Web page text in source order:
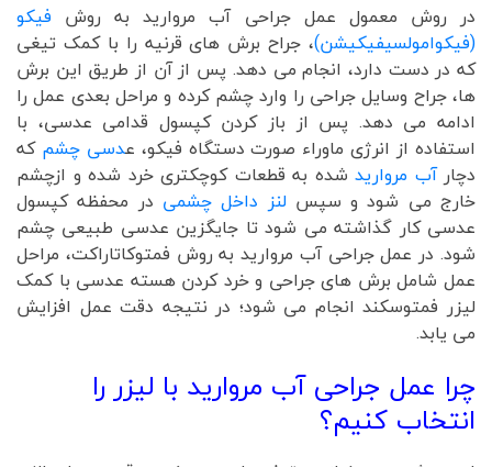
در روش معمول عمل جراحی آب مروارید به روش فیکو
(فیکوامولسیفیکیشن)، جراح برش های قرنیه را با کمک تیغی
که در دست دارد، انجام می دهد. پس از آن از طریق این برش
ها، جراح وسایل جراحی را وارد چشم کرده و مراحل بعدی عمل را
ادامه می دهد. پس از باز کردن کپسول قدامی عدسی، با
استفاده از انرژی ماوراء صورت دستگاه فیکو، عدسی چشم که
دچار آب مروارید شده به قطعات کوچکتری خرد شده و ازچشم
خارج می شود و سپس لنز داخل چشمی در محفظه کپسول
عدسی کار گذاشته می شود تا جایگزین عدسی طبیعی چشم
شود. در عمل جراحی آب مروارید به روش فمتوکاتاراکت، مراحل
عمل شامل برش های جراحی و خرد کردن هسته عدسی با کمک
لیزر فمتوسکند انجام می شود؛ در نتیجه دقت عمل افزایش
می یابد.
چرا عمل جراحی آب مروارید با لیزر را
انتخاب کنیم؟